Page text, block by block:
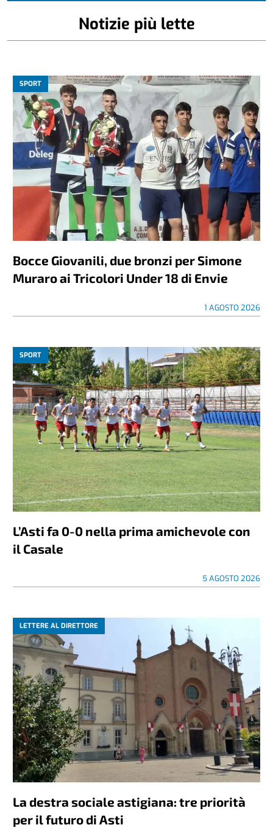
Notizie più lette
SPORT
Bocce Giovanili, due bronzi per Simone
Muraro ai Tricolori Under 18 di Envie
1 AGOSTO 2026
SPORT
L’Asti fa 0-0 nella prima amichevole con
il Casale
5 AGOSTO 2026
LETTERE AL DIRETTORE
La destra sociale astigiana: tre priorità
per il futuro di Asti